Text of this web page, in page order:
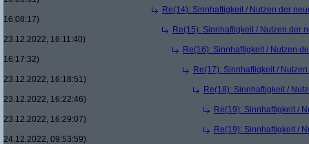
Re(14): Sinnhaftigkeit / Nutzen der
16:08:17)
Re(15): Sinnhaftigkeit / Nutzen der
23.12.2022, 16:11:40)
Re(16): Sinnhaftigkeit / Nutzen
16:17:32)
Re(17): Sinnhaftigkeit /
23.12.2022, 16:18:51)
Re(18): Sinnhaftigkeit /
23.12.2022, 16:22:46)
Re(19): Sinnhaftigkeit /
23.12.2022, 16:29:07)
Re(19): Sinnhaftigkeit /
24.12.2022, 09:53:59)